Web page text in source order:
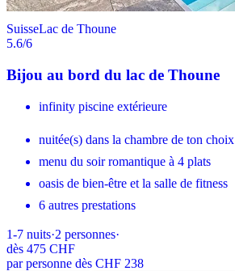
SuisseLac de Thoune
5.6/6
Bijou au bord du lac de Thoune
infinity piscine extérieure
nuitée(s) dans la chambre de ton choix
menu du soir romantique à 4 plats
oasis de bien-être et la salle de fitness
6 autres prestations
1-7 nuits·2 personnes·
dès 475 CHF
par personne dès CHF 238